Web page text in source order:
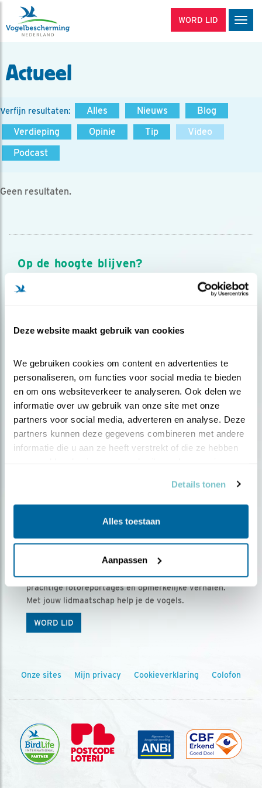
Deze website maakt gebruik van cookies
We gebruiken cookies om content en advertenties te
personaliseren, om functies voor social media te bieden
en om ons websiteverkeer te analyseren. Ook delen we
informatie over uw gebruik van onze site met onze
partners voor social media, adverteren en analyse. Deze
partners kunnen deze gegevens combineren met andere
informatie die u aan ze heeft verstrekt of die ze hebben
Details tonen
Alles toestaan
Aanpassen
WORD LID
Actueel
Verfijn resultaten: Alles Nieuws
Blog
Verdieping
Opinie Tip
Video
Podcast
Geen resultaten.
Op de hoogte blijven?
Meld je aan en ontvang nieuws, inspiratie, acties en tips
over vogels en activiteiten van Vogelbescherming.
Ontvang 5 x Vogels voor € 36,00 per jaar
Vogels is het tijdschrift voor onze leden, met
prachtige fotoreportages en opmerkelijke verhalen.
Met jouw lidmaatschap help je de vogels.
WORD LID
Onze sites Mijn privacy Cookieverklaring Colofon